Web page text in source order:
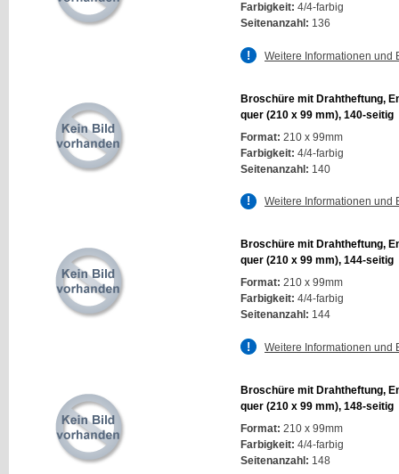
Farbigkeit: 4/4-farbig
Seitenanzahl: 136
Weitere Informationen und
Broschüre mit Drahtheftung,
quer (210 x 99 mm), 140-seitig
Format: 210 x 99mm
Farbigkeit: 4/4-farbig
Seitenanzahl: 140
Weitere Informationen und
Broschüre mit Drahtheftung,
quer (210 x 99 mm), 144-seitig
Format: 210 x 99mm
Farbigkeit: 4/4-farbig
Seitenanzahl: 144
Weitere Informationen und
Broschüre mit Drahtheftung,
quer (210 x 99 mm), 148-seitig
Format: 210 x 99mm
Farbigkeit: 4/4-farbig
Seitenanzahl: 148